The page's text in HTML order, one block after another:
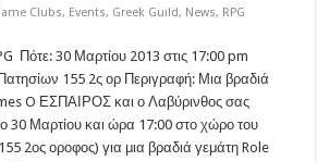
Clubs, Events, Greek Guild, News, RPG
Πότε: 30 Μαρτίου 2013 στις 17:00 pm
155 2ς ορ Περιγραφή: Μια βραδιά
O ΕΣΠΑΙΡΟΣ και ο Λαβύρινθος σας
30 Μαρτίου και ώρα 17:00 στο χώρο του
2ος οροφος) για μια βραδιά γεμάτη Role